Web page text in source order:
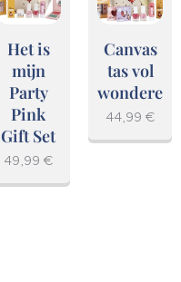
Het is
mijn
Party
Pink
Gift Set
49,99 €
Canvas
tas vol
wonderen
44,99 €